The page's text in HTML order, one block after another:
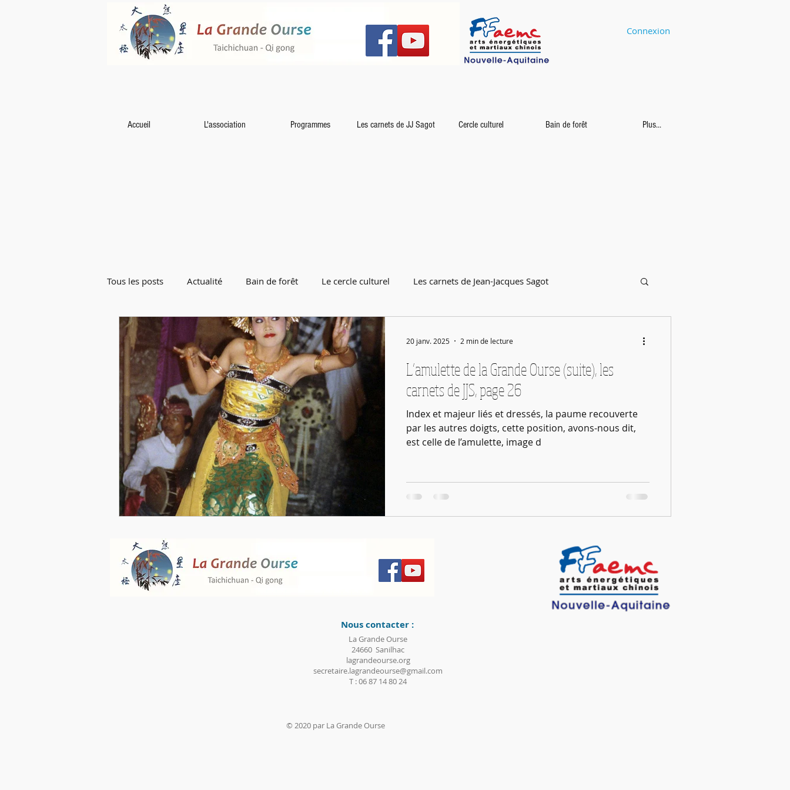
Connexion
Accueil L'association Programmes Les carnets de JJ Sagot Cercle culturel Bain de forêt Plus...
Tous les posts Actualité Bain de forêt Le cercle culturel Les carnets de Jean-Jacques Sagot
Rentrée de Septembre
L’amulette de la Grande Ourse (suite), les
carnets de JJS, page 26
Index et majeur liés et dressés, la paume recouverte
par les autres doigts, cette position, avons-nous dit,
est celle de l’amulette, image d
20 janv. 2025 2 min de lecture
Nous contacter :
La Grande Ourse
24660 Sanilhac
lagrandeourse.org
secretaire.lagrandeourse@gmail.com
T : 06 87 14 80 24
© 2020 par La Grande Ourse